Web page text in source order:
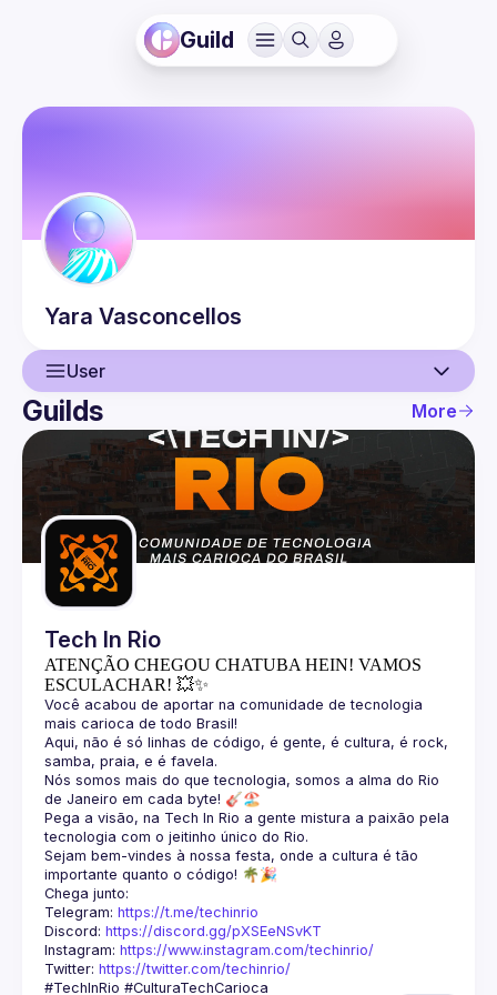
Guild
Yara Vasconcellos
User
User
Events
Guilds
Guilds More
Tech In Rio
ATENÇÃO CHEGOU CHATUBA HEIN! VAMOS
ESCULACHAR! 💥✨
Você acabou de aportar na comunidade de tecnologia
Aqui, não é só linhas de código, é gente, é cultura, é rock,
Nós somos mais do que tecnologia, somos a alma do Rio
Pega a visão, na Tech In Rio a gente mistura a paixão pela
Sejam bem-vindes à nossa festa, onde a cultura é tão
Telegram: https://t.me/techinrio
Discord: https://discord.gg/pXSEeNSvKT
Instagram: https://www.instagram.com/techinrio/
Twitter: https://twitter.com/techinrio/